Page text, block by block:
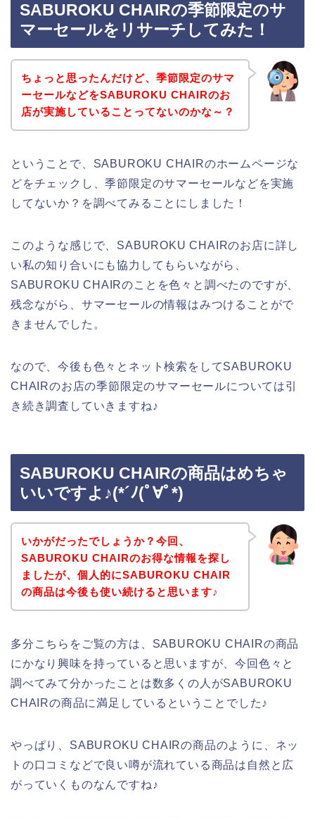
SABUROKU CHAIRの季節限定のサ
マーセールをリサーチしてみた！
ちょっと思ったんだけど、季節限定のサマ
ーセールなどをSABUROKU CHAIRのお
店が実施していることってないのかな～？
ということで、SABUROKU CHAIRのホームページな
どをチェックし、季節限定のサマーセールなどを実施
してないか？を調べてみることにしました！
このような感じで、SABUROKU CHAIRのお店に詳し
い私の知り合いにも協力してもらいながら、
SABUROKU CHAIRのことを色々と調べたのですが、
残念ながら、サマーセールの情報はみつけることがで
きませんでした。
なので、今後も色々とネット検索をしてSABUROKU
CHAIRのお店の季節限定のサマーセールについては引
き続き調査していきますね♪
SABUROKU CHAIRの商品はめちゃ
いいですよ♪(*´ﾉ(ﾟ∀ﾟ*)
いかがだったでしょうか？今回、
SABUROKU CHAIRのお得な情報を探し
ましたが、個人的にSABUROKU CHAIR
の商品は今後も使い続けると思います♪
多分こちらをご覧の方は、SABUROKU CHAIRの商品
にかなり興味を持っていると思いますが、今回色々と
調べてみて分かったことは数多くの人がSABUROKU
CHAIRの商品に満足しているということでした♪
やっぱり、SABUROKU CHAIRの商品のように、ネッ
トの口コミなどで良い噂が流れている商品は自然と広
がっていくものなんですね♪